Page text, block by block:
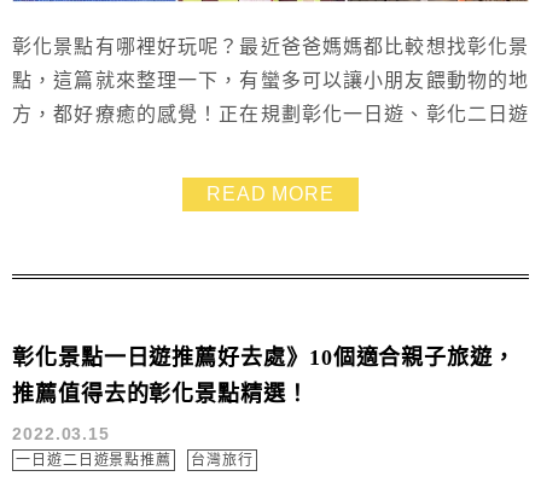
彰化景點有哪裡好玩呢？最近爸爸媽媽都比較想找彰化景
點，這篇就來整理一下，有蠻多可以讓小朋友餵動物的地
方，都好療癒的感覺！正在規劃彰化一日遊、彰化二日遊
READ MORE
彰化景點一日遊推薦好去處》10個適合親子旅遊，
推薦值得去的彰化景點精選！
2022.03.15
一日遊二日遊景點推薦 台灣旅行